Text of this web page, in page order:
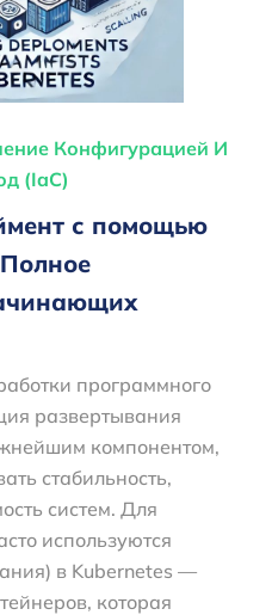
Конфигурацией И
(IaC)
с помощью
программного
развертывания
компонентом,
стабильность,
систем. Для
используются
в Kubernetes —
которая